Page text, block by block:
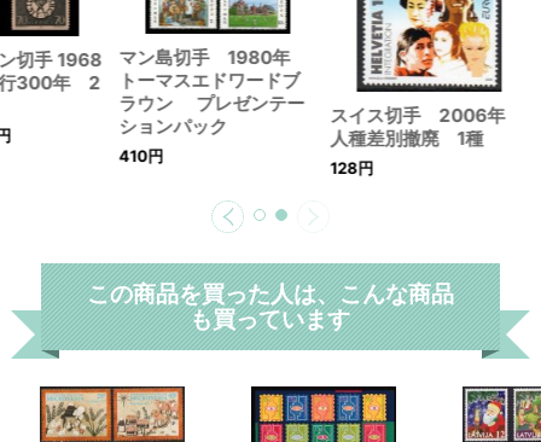
切手 1968
300年 2
マン島切手 1980年
トーマスエドワードブ
ラウン プレゼンテー
ションパック
410円
スイス切手 2006年
人種差別撤廃 1種
128円
この商品を買った人は、こんな商品
も買っています